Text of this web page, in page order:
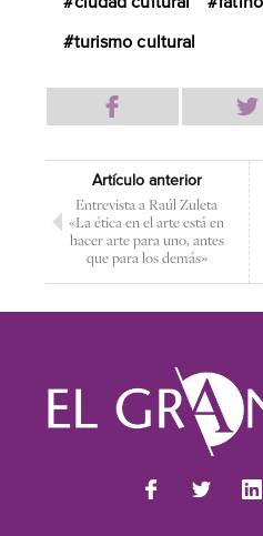
turismo cultural
Artículo anterior
Entrevista a Raúl Zuleta
«La ética en el arte está en
hacer arte para uno, antes
que para los demás»